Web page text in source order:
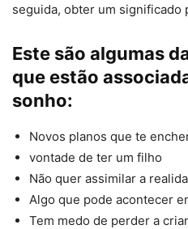
seguida, obter um significado
Este são algumas
que estão
sonho:
Novos planos que te
vontade de ter um filho
Não quer assimilar a
Algo que pode acontecer
Tem medo de perder a